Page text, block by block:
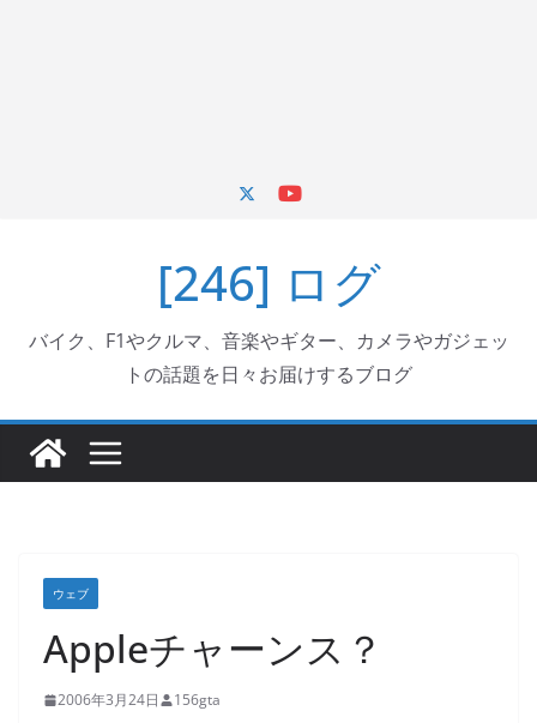
[246] ログ
バイク、F1やクルマ、音楽やギター、カメラやガジェッ
トの話題を日々お届けするブログ
ウェブ
Appleチャーンス？
2006年3月24日 156gta